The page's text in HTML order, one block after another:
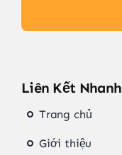
Liên Kết Nhanh
Trang chủ
Giới thiệu